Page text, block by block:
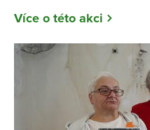
Více o této akci